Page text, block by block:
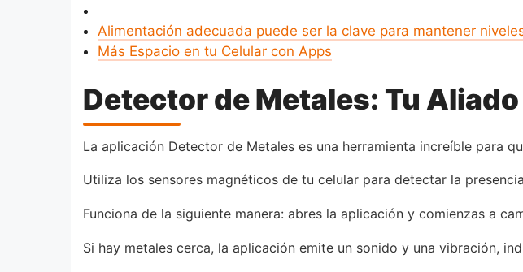
Alimentación adecuada puede ser la clave para mantener
Más Espacio en tu Celular con Apps
Detector de Metales: Tu
La aplicación Detector de Metales es una herramienta increíble para
Utiliza los sensores magnéticos de tu celular para detectar la
Funciona de la siguiente manera: abres la aplicación y comienzas a
Si hay metales cerca, la aplicación emite un sonido y una vibración,